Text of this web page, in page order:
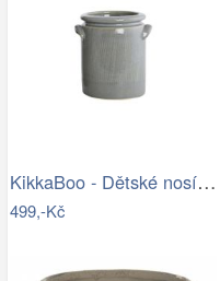
KikkaBoo - Dětské nosítko MYRA MESH…
499,-Kč